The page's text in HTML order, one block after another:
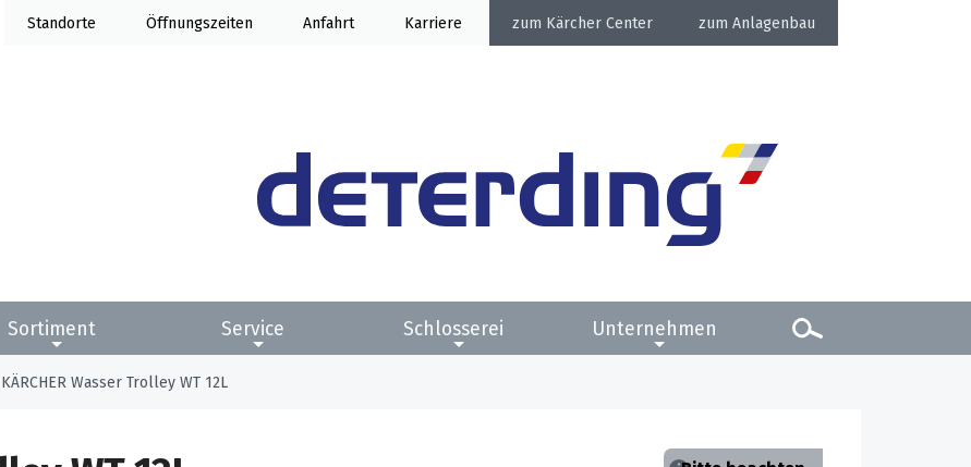
Standorte Öffnung Anfahrt Karriere Kärcher Center Anlagenbau
Sortiment Service Schlosserei Unternehmen
KÄRCHER Wasser Trolley WT 12L